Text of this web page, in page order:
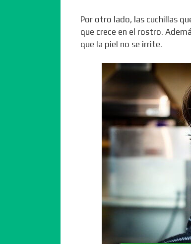
Por otro lado, las cuchillas
que crece en el rostro.
que la piel no se irrite.